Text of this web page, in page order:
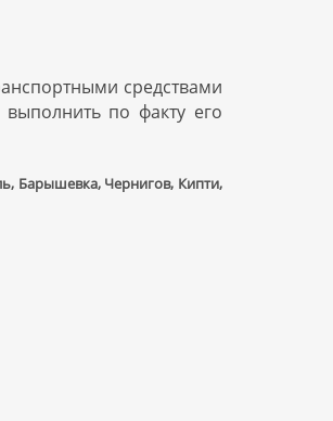
средствами
выполнить по факту его
Барышевка, Чернигов, Кипти,